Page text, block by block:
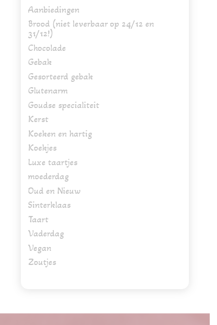
Aanbiedingen
Brood (niet leverbaar op 24/12 en
31/12!)
Chocolade
Gebak
Gesorteerd gebak
Glutenarm
Goudse specialiteit
Kerst
Koeken en hartig
Koekjes
Luxe taartjes
moederdag
Oud en Nieuw
Sinterklaas
Taart
Vaderdag
Vegan
Zoutjes